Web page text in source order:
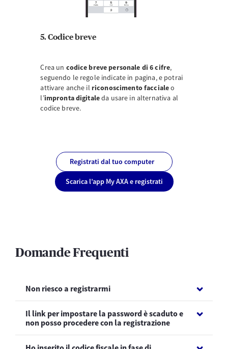
5. Codice breve
Crea un codice breve personale di 6 cifre,
seguendo le regole indicate in pagina, e potrai
attivare anche il riconoscimento faccialeo
l’impronta digitaleda usare in alternativa al
codice breve.
Registrati dal tuo computer
Scarica l’app My AXA e registrati
Domande Frequenti
Non riesco a registrarmi
Il link per impostare la password è scaduto e
non posso procedere con la registrazione